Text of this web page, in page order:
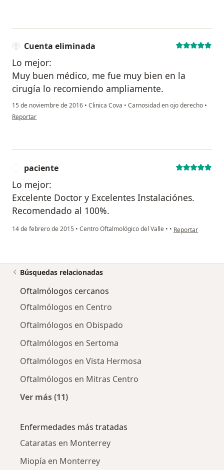
Cuenta eliminada
Lo mejor:
Muy buen médico, me fue muy bien en la
cirugía lo recomiendo ampliamente.
15 de noviembre de 2016 • Clinica Cova • Carnosidad en ojo derecho •
en opinión del usuario Cuenta eliminada
Reportar
paciente
Lo mejor:
Excelente Doctor y Excelentes Instalaciónes.
Recomendado al 100%.
14 de febrero de 2015 • Centro Oftalmológico del Valle • • en opinión del
Reportar
Búsquedas relacionadas
Oftalmólogos cercanos
Oftalmólogos en Centro
Oftalmólogos en Obispado
Oftalmólogos en Sertoma
Oftalmólogos en Vista Hermosa
Oftalmólogos en Mitras Centro
Ver más (11)
Enfermedades más tratadas
Cataratas en Monterrey
Miopía en Monterrey